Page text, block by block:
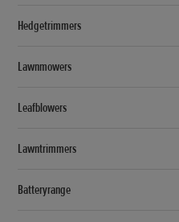
Hedgetrimmers
Lawnmowers
Leafblowers
Lawntrimmers
Batteryrange